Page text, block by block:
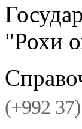
"Рохи
(+992 37)